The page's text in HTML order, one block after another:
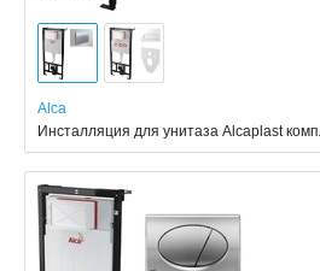
Alca
Инсталляция для унитаза Alcaplast